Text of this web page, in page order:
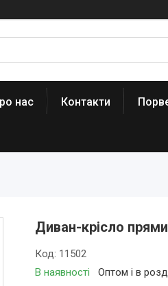
нас Контакти
Диван-крісло
В наявності Оптом і в
Код: 11502